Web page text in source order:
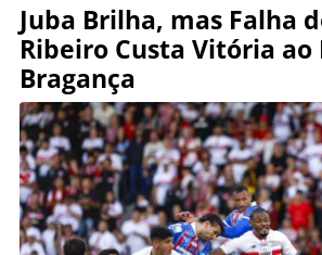
Juba Brilha, mas Falha
Ribeiro Custa Vitória ao
Bragança